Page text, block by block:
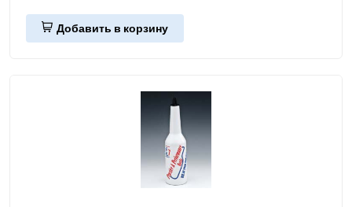
Добавить в корзину